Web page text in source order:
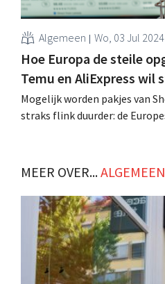
Algemeen Wo, 03 Jul 2024
Hoe Europa de steile
Temu en AliExpress wil
Mogelijk worden pakjes van
straks flink duurder: de
MEER OVER...ALGEMEEN